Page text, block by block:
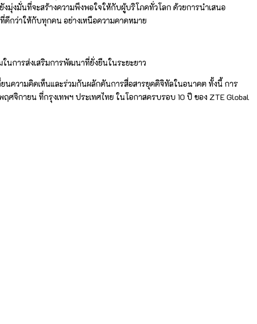
มุ่งมั่นที่จะสร้างความพึงพอใจให้กับผู้บริโภคทั่วโลก ด้วยการนำเสนอ
กว่าให้กับทุกคน อย่างเหนือความคาดหมาย
ในการส่งเสริมการพัฒนาที่ยั่งยืนในระยะยาว
นความคิดเห็นและร่วมกันผลักดันการสื่อสารยุคดิจิทัลในอนาคต ทั้งนี้ การ
ฤศจิกายน ที่กรุงเทพฯ ประเทศไทย ในโอกาสครบรอบ 10 ปี ของ ZTE Global